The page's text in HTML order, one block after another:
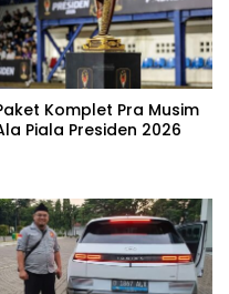
Komplet Pra Musim
Piala Presiden 2026